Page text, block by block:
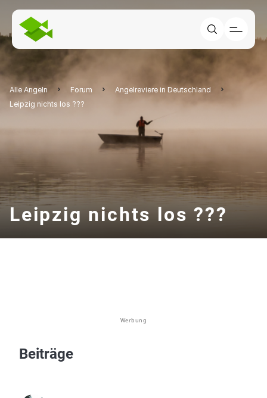
Alle Angeln Forum
Angelreviere in Deutschland
Leipzig nichts los ???
Leipzig nichts los ???
Werbung
Beiträge